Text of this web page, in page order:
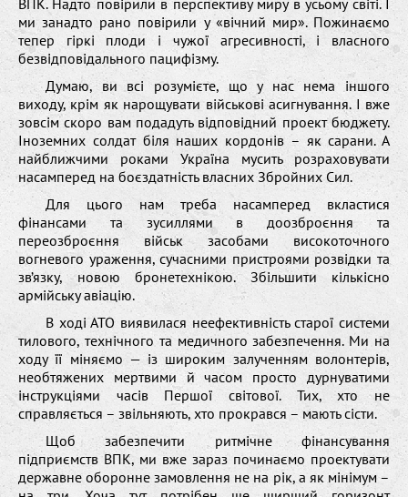
ми занадто рано повірили у «вічний мир». Пожинаємо
тепер гіркі плоди і чужої агресивності, і власного
безвідповідального пацифізму.
Думаю, ви всі розумієте, що у нас нема іншого
виходу, крім як нарощувати військові асигнування. І вже
зовсім скоро вам подадуть відповідний проект бюджету.
Іноземних солдат біля наших кордонів – як сарани. А
найближчими роками Україна мусить розраховувати
насамперед на боєздатність власних Збройних Сил.
Для цього нам треба насамперед вкластися
фінансами та зусиллями в доозброєння та
переозброєння військ засобами високоточного
вогневого ураження, сучасними пристроями розвідки та
зв’язку, новою бронетехнікою. Збільшити кількісно
армійську авіацію.
В ході АТО виявилася неефективність старої системи
тилового, технічного та медичного забезпечення. Ми на
ходу її міняємо — із широким залученням волонтерів,
необтяжених мертвими й часом просто дурнуватими
інструкціями часів Першої світової. Тих, хто не
справляється – звільняють, хто прокрався – мають сісти.
Щоб забезпечити ритмічне фінансування
підприємств ВПК, ми вже зараз починаємо проектувати
державне оборонне замовлення не на рік, а як мінімум –